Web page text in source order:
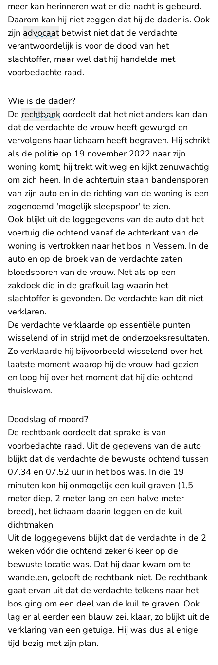
meer kan herinneren wat er die nacht is gebeurd.
Daarom kan hij niet zeggen dat hij de dader is. Ook
zijn advocaatbetwist niet dat de verdachte
verantwoordelijk is voor de dood van het
slachtoffer, maar wel dat hij handelde met
voorbedachte raad.
Wie is de dader?
De rechtbank oordeelt dat het niet anders kan dan
dat de verdachte de vrouw heeft gewurgd en
vervolgens haar lichaam heeft begraven. Hij schrikt
als de politie op 19 november 2022 naar zijn
woning komt; hij trekt wit weg en kijkt zenuwachtig
om zich heen. In de achtertuin staan bandensporen
van zijn auto en in de richting van de woning is een
zogenoemd 'mogelijk sleepspoor' te zien.
Ook blijkt uit de loggegevens van de auto dat het
voertuig die ochtend vanaf de achterkant van de
woning is vertrokken naar het bos in Vessem. In de
auto en op de broek van de verdachte zaten
bloedsporen van de vrouw. Net als op een
zakdoek die in de grafkuil lag waarin het
slachtoffer is gevonden. De verdachte kan dit niet
verklaren.
De verdachte verklaarde op essentiële punten
wisselend of in strijd met de onderzoeksresultaten.
Zo verklaarde hij bijvoorbeeld wisselend over het
laatste moment waarop hij de vrouw had gezien
en loog hij over het moment dat hij die ochtend
thuiskwam.
Doodslag of moord?
De rechtbank oordeelt dat sprake is van
voorbedachte raad. Uit de gegevens van de auto
blijkt dat de verdachte de bewuste ochtend tussen
07.34 en 07.52 uur in het bos was. In die 19
minuten kon hij onmogelijk een kuil graven (1,5
meter diep, 2 meter lang en een halve meter
breed), het lichaam daarin leggen en de kuil
dichtmaken.
Uit de loggegevens blijkt dat de verdachte in de 2
weken vóór die ochtend zeker 6 keer op de
bewuste locatie was. Dat hij daar kwam om te
wandelen, gelooft de rechtbank niet. De rechtbank
gaat ervan uit dat de verdachte telkens naar het
bos ging om een deel van de kuil te graven. Ook
lag er al eerder een blauw zeil klaar, zo blijkt uit de
verklaring van een getuige. Hij was dus al enige
tijd bezig met zijn plan.